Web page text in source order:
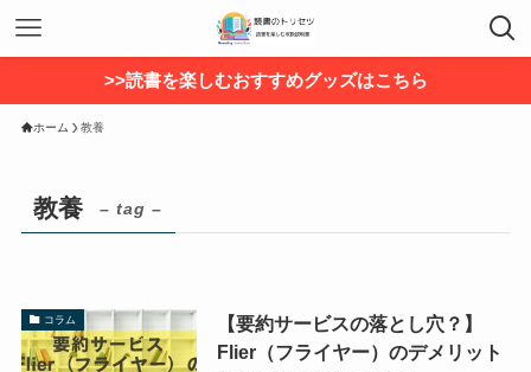
>>読書を楽しむおすすめグッズはこちら
ホーム 教養
教養 – tag –
コラム
【要約サービスの落とし穴？】
Flier（フライヤー）のデメリット